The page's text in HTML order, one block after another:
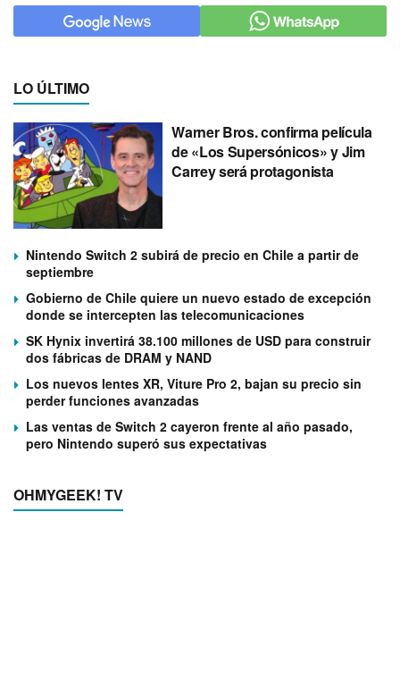
LO ÚLTIMO
Warner Bros. confirma película
de «Los Supersónicos» y Jim
Carrey será protagonista
Nintendo Switch 2 subirá de precio en Chile a partir de
septiembre
Gobierno de Chile quiere un nuevo estado de excepción
donde se intercepten las telecomunicaciones
SK Hynix invertirá 38.100 millones de USD para construir
dos fábricas de DRAM y NAND
Los nuevos lentes XR, Viture Pro 2, bajan su precio sin
perder funciones avanzadas
Las ventas de Switch 2 cayeron frente al año pasado,
pero Nintendo superó sus expectativas
OHMYGEEK! TV